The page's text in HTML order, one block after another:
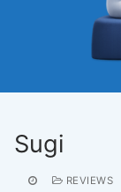
Sugi
REVIEWS